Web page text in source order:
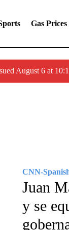
Gas Prices
August 6 at
CNN-
Juan
y se